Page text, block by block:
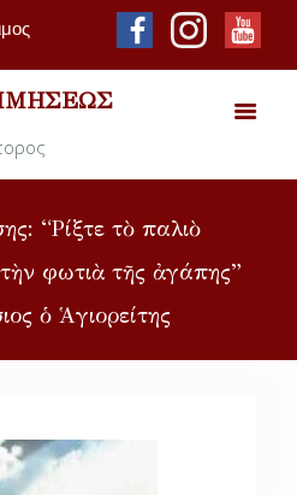
“Ρίξτε τὸ παλιὸ
φωτιὰ τῆς ἀγάπης”
ὁ Ἁγιορείτης